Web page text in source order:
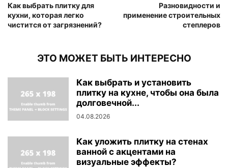
Как выбрать плитку для
кухни, которая легко
чистится от загрязнений?
Разновидности и
применение строительных
степлеров
ЭТО МОЖЕТ БЫТЬ ИНТЕРЕСНО
Как выбрать и установить
плитку на кухне, чтобы она была
долговечной...
04.08.2026
Как уложить плитку на стенах
ванной с акцентами на
визуальные эффекты?